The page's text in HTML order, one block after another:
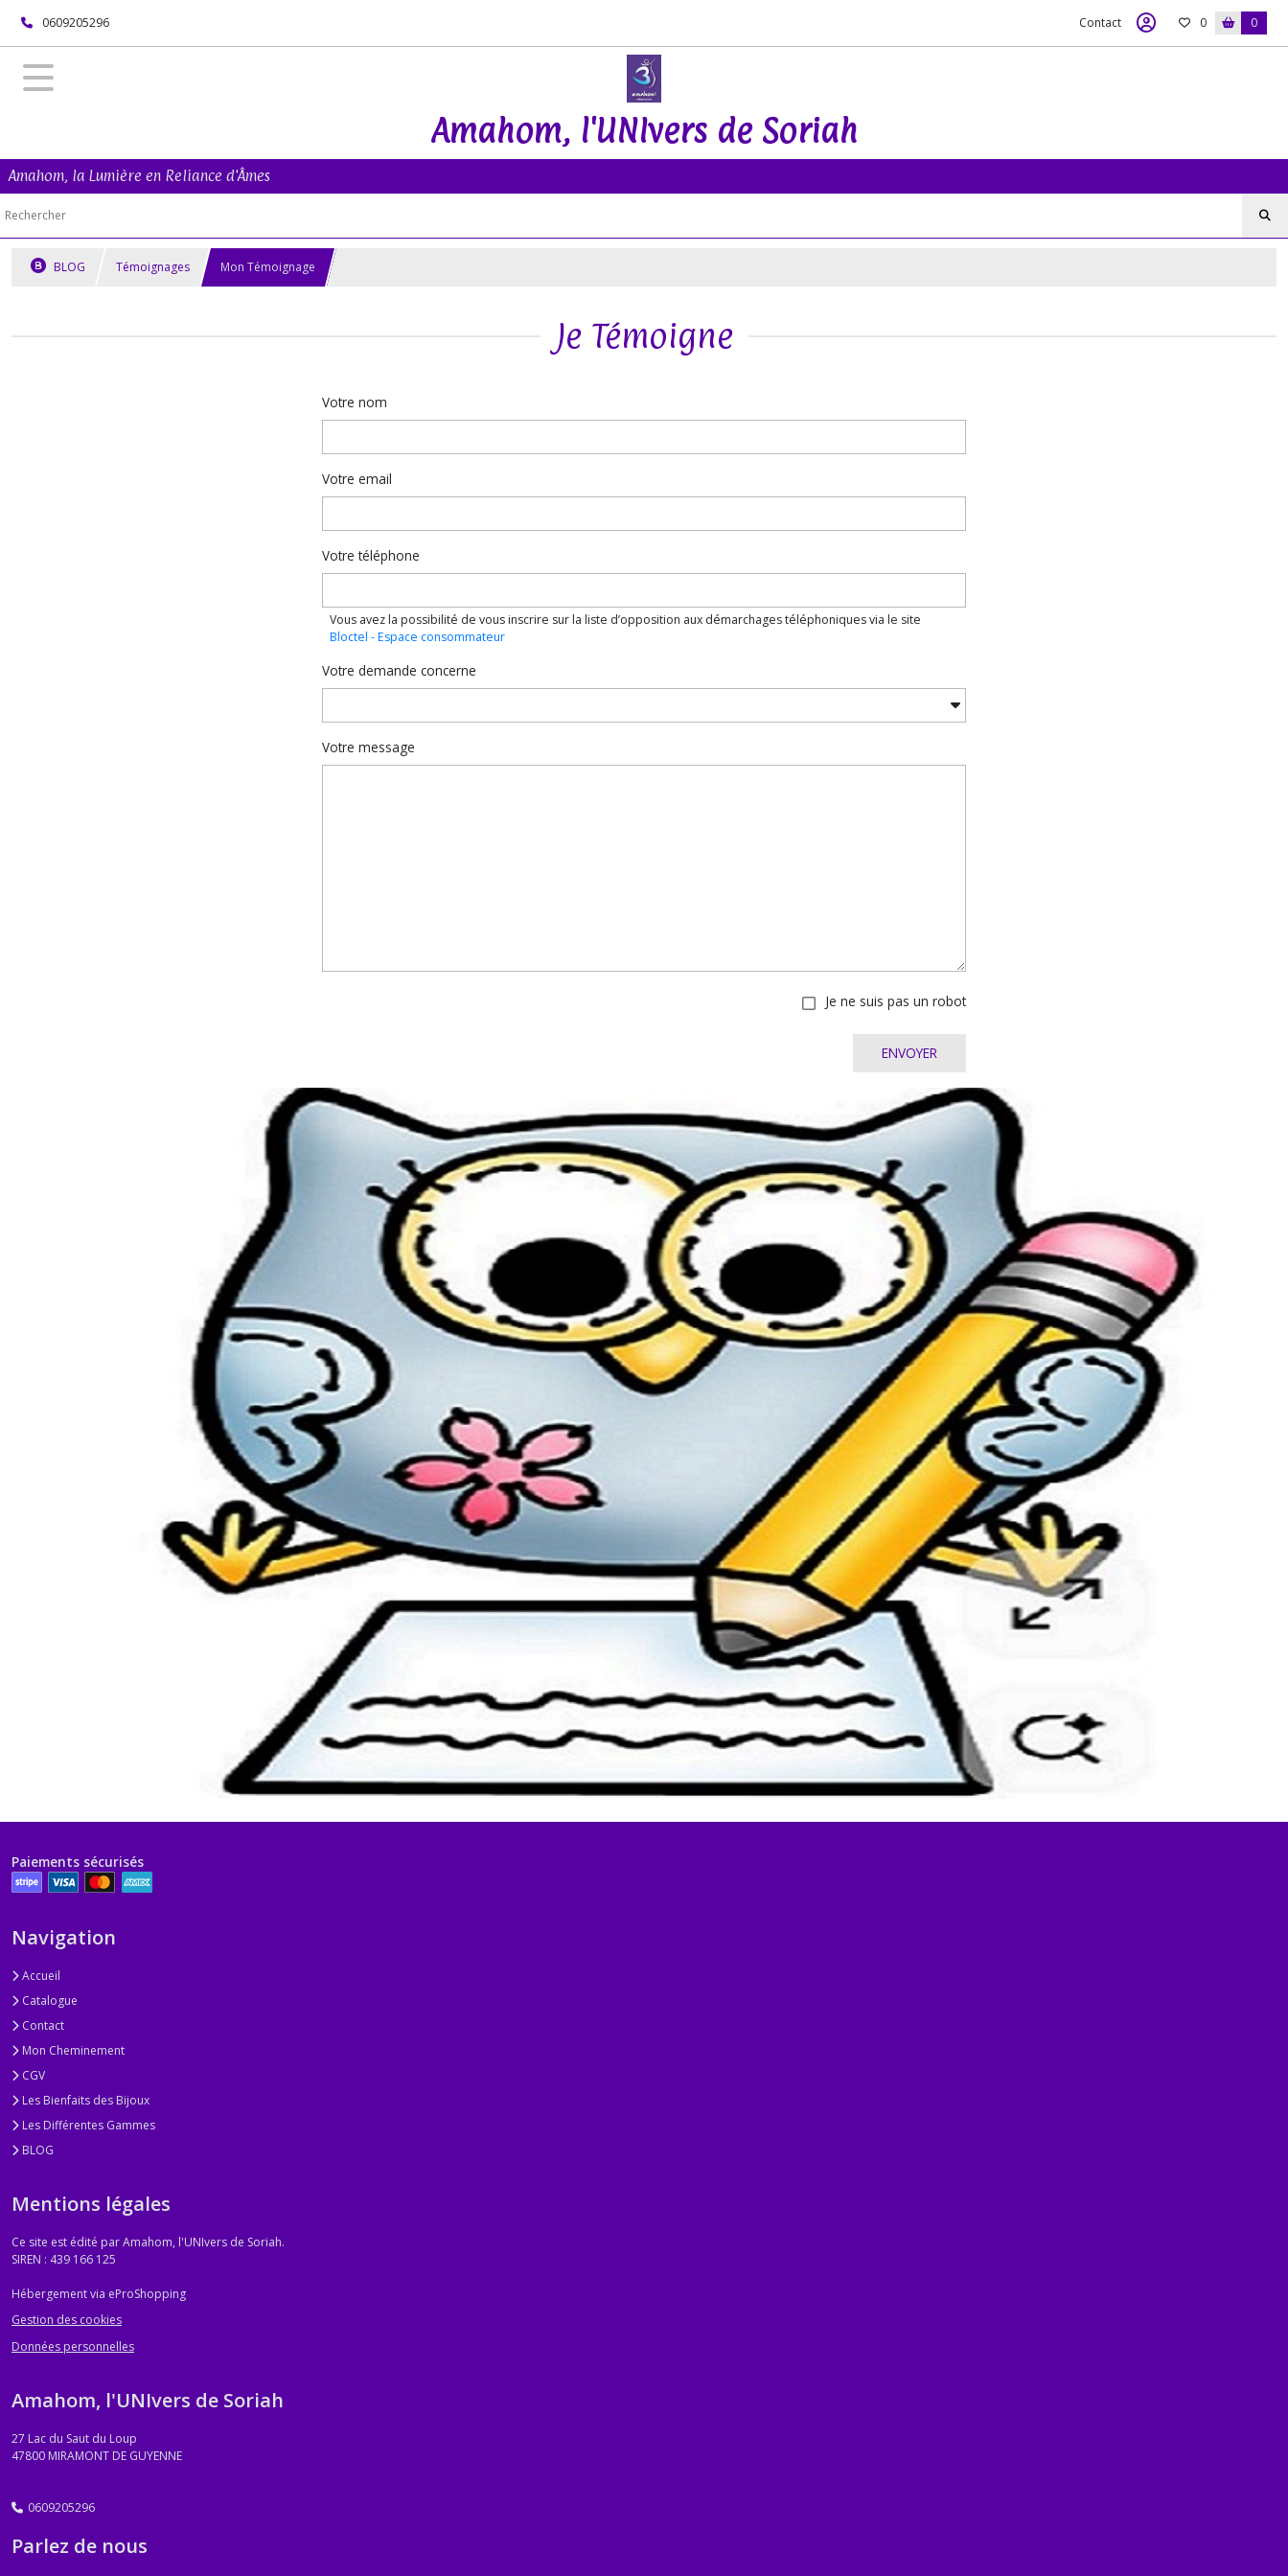
0609205296 Contact 0 0
Amahom, l'UNIvers de Soriah
Amahom, la Lumière en Reliance d'Âmes
BLOG Témoignages Mon Témoignage
Je Témoigne
Votre nom
Votre email
Votre téléphone
Vous avez la possibilité de vous inscrire sur la liste d’opposition aux démarchages téléphoniques via le site
Bloctel - Espace consommateur
Votre demande concerne
Votre message
Je ne suis pas un robot
ENVOYER
Paiements sécurisés
Navigation
Accueil
Catalogue
Contact
Mon Cheminement
CGV
Les Bienfaits des Bijoux
Les Différentes Gammes
BLOG
Mentions légales
Ce site est édité par Amahom, l'UNIvers de Soriah.
SIREN : 439 166 125
Hébergement via eProShopping
Gestion des cookies
Données personnelles
Amahom, l'UNIvers de Soriah
27 Lac du Saut du Loup
47800 MIRAMONT DE GUYENNE
0609205296
Parlez de nous